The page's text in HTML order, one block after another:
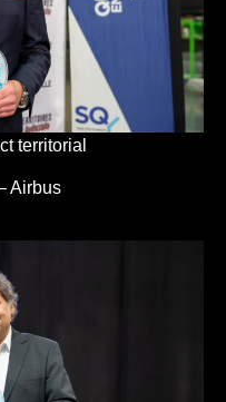
territorial
Airbus